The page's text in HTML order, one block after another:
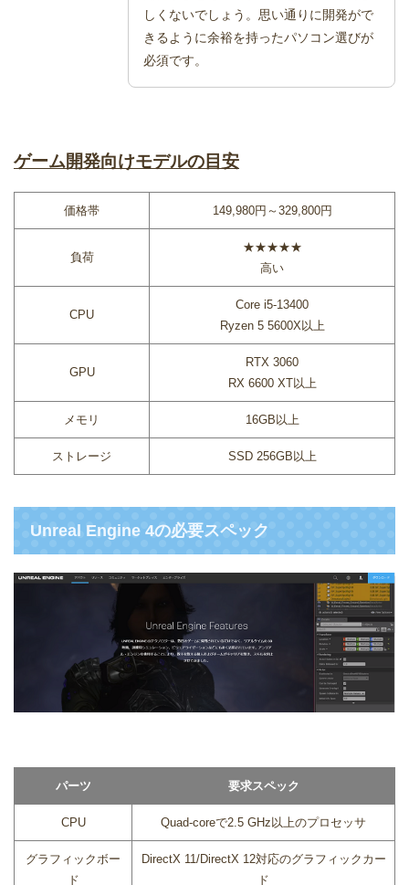
しくないでしょう。思い通りに開発がで
きるように余裕を持ったパソコン選びが
必須です。
ゲーム開発向けモデルの目安
価格帯 149,980円～329,800円
負荷
★★★★★
高い
CPU
Core i5-13400
Ryzen 5 5600X以上
GPU
RTX 3060
RX 6600 XT以上
メモリ 16GB以上
ストレージ SSD 256GB以上
Unreal Engine 4の必要スペック
パーツ 要求スペック
CPU Quad-coreで2.5 GHz以上のプロセッサ
グラフィックボー
ド
DirectX 11/DirectX 12対応のグラフィックカー
ド